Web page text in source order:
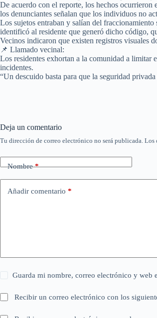
De acuerdo con el reporte, los hechos ocurrieron
los denunciantes señalan que los individuos no
Los sujetos entraban y salían del
identificó al residente que generó dicho código,
Vecinos indicaron que existen registros visuales
📌 Llamado vecinal:
Los residentes exhortan a la comunidad a limitar
incidentes.
“Un descuido basta para que la seguridad
Deja un comentario
Tu dirección de correo electrónico no será publicada. Los
Nombre*
Añadir comentario *
Guarda mi nombre, correo electrónico y web
Recibir un correo electrónico con los